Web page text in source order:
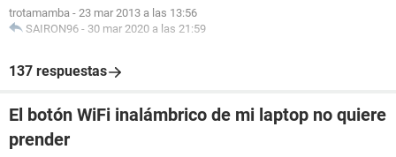
trotamamba - 23 mar 2013 a las 13:56
SAIRON96 - 30 mar 2020 a las 21:59
137 respuestas
El botón WiFi inalámbrico de mi laptop no quiere
prender